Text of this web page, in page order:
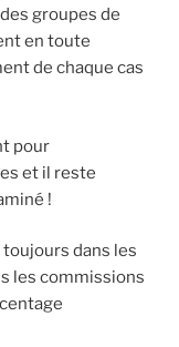
groupes de
en toute
de chaque cas
pour
et il reste
!
dans les
les commissions